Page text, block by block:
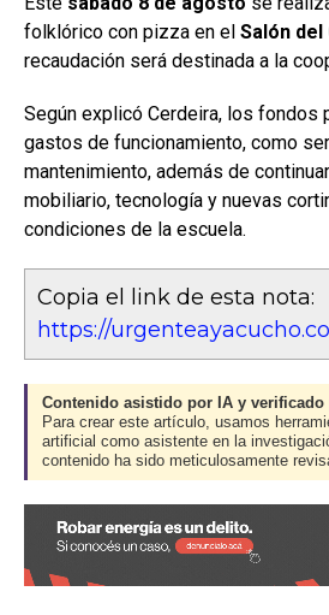
folklórico con pizza en el Salón del
recaudación será destinada a la
Según explicó Cerdeira, los fondos
gastos de funcionamiento, como
mantenimiento, además de
mobiliario, tecnología y nuevas
condiciones de la escuela.
Copia el link de esta nota:
https://
Contenido asistido por IA y verificado
Para crear este artículo, usamos
artificial como asistente en la
contenido ha sido meticulosamente